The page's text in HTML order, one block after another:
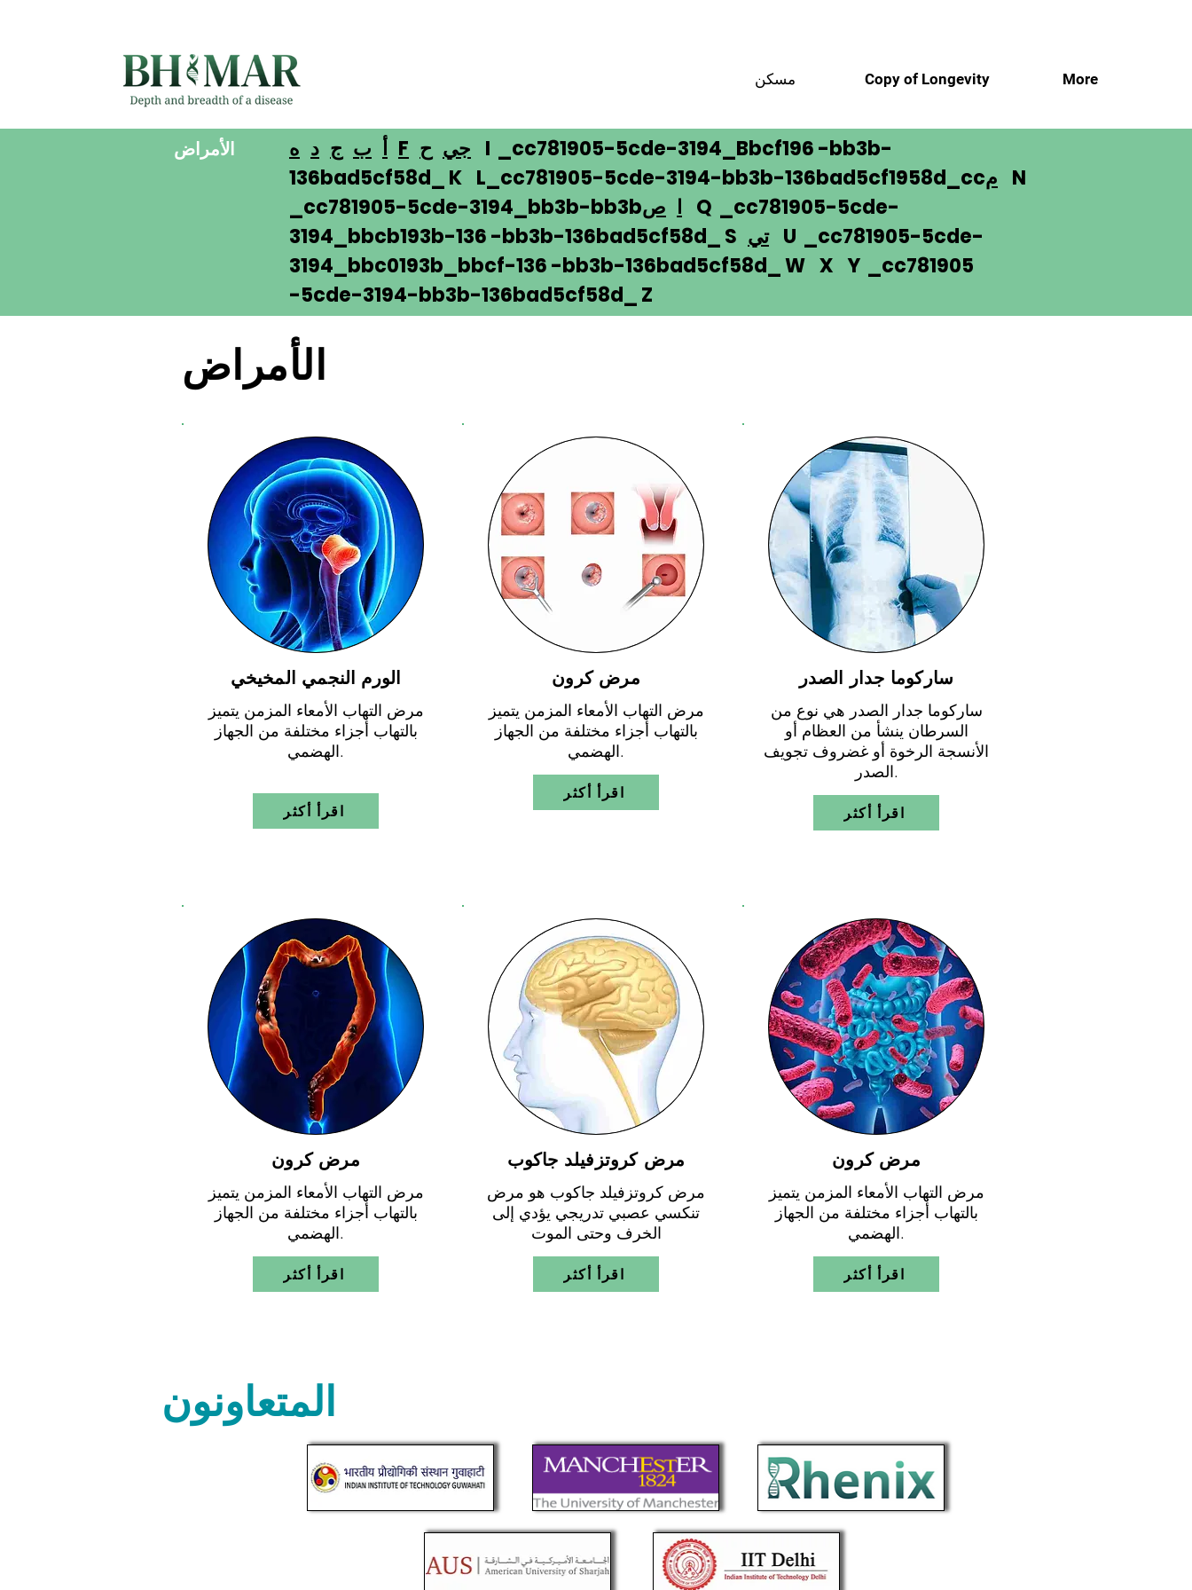
مسكن Copy of Longevity More
الأمراض أ ب ج د ه F جي ح
I _cc781905-5cde-3194_Bbcf196 -bb3b-
136bad5cf58d_ K L_cc781905-5cde-3194-bb3b-136bad5cf1958d_ccم N
_cc781905-5cde-3194_bb3b-bb3b
ا ص
Q _cc781905-5cde-
3194_bbcb193b-136 -bb3b-136bad5cf58d_ S تيU _cc781905-5cde-
3194_bbc0193b_bbcf-136 -bb3b-136bad5cf58d_ W X Y _cc781905
-5cde-3194-bb3b-136bad5cf58d_ Z
الأمراض
الورم النجمي المخيخي
مرض التهاب الأمعاء المزمن يتميز
بالتهاب أجزاء مختلفة من الجهاز
الهضمي.
اقرأ أكثر
مرض كرون
مرض التهاب الأمعاء المزمن يتميز
بالتهاب أجزاء مختلفة من الجهاز
الهضمي.
اقرأ أكثر
ساركوما جدار الصدر
ساركوما جدار الصدر هي نوع من
السرطان ينشأ من العظام أو
الأنسجة الرخوة أو غضروف تجويف
الصدر.
اقرأ أكثر
مرض كرون
مرض التهاب الأمعاء المزمن يتميز
بالتهاب أجزاء مختلفة من الجهاز
الهضمي.
اقرأ أكثر
مرض كروتزفيلد جاكوب
مرض كروتزفيلد جاكوب هو مرض
تنكسي عصبي تدريجي يؤدي إلى
الخرف وحتى الموت
اقرأ أكثر
مرض كرون
مرض التهاب الأمعاء المزمن يتميز
بالتهاب أجزاء مختلفة من الجهاز
الهضمي.
اقرأ أكثر
المتعاونون